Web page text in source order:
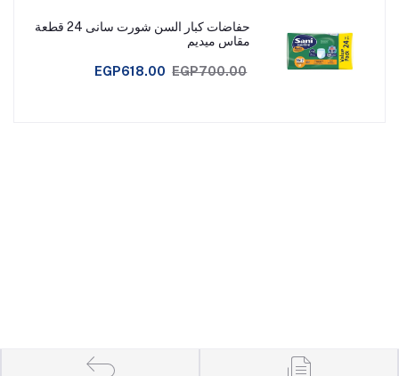
حفاضات كبار السن شورت سانى 24 قطعة
مقاس ميديم
EGP618.00 EGP700.00